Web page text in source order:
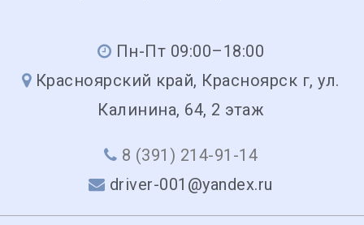
Пн-Пт 09:00–18:00
Красноярский край, Красноярск г, ул.
Калинина, 64, 2 этаж
8 (391) 214-91-14
driver-001@yandex.ru